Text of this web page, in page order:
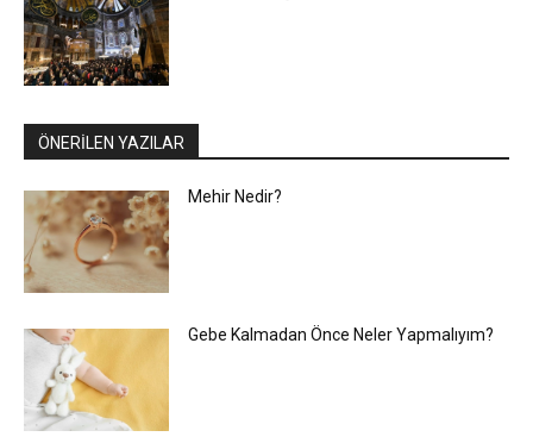
ÖNERİLEN YAZILAR
Mehir Nedir?
Gebe Kalmadan Önce Neler Yapmalıyım?